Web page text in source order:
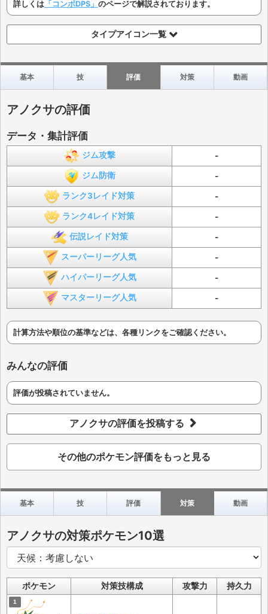
詳しくは 「コンボDPS」 のページで解説されております。
タイプアイコン一覧
基本 技 評価 対策 動画
アノクサの評価
データ・集計評価
ジム攻撃 -
ジム防衛 -
ランク3レイド対策 -
ランク4レイド対策 -
伝説レイド対策 -
スーパーリーグ人気 -
ハイパーリーグ人気 -
マスターリーグ人気 -
計算方法や順位の基準などは、各種リンクをご確認ください。
みんなの評価
評価が投稿されていません。
アノクサの評価を投稿する
その他のポケモン評価をもっと見る
基本 技 評価 対策 動画
アノクサの対策ポケモン10選
ポケモン 対策技構成 攻撃力 持久力